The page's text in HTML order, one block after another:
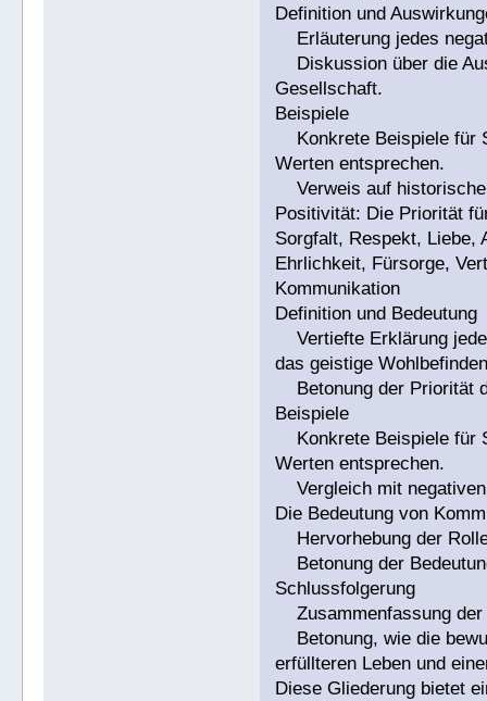
Definition und
Erläuterung jedes
Diskussion über die
Gesellschaft.
Beispiele
Konkrete Beispiele für
Werten entsprechen.
Verweis auf
Positivität: Die Priorität
Sorgfalt, Respekt, Liebe,
Ehrlichkeit, Fürsorge,
Kommunikation
Definition und Bedeutung
Vertiefte Erklärung
das geistige
Betonung der Priorität
Beispiele
Konkrete Beispiele für
Werten entsprechen.
Vergleich mit
Die Bedeutung von
Hervorhebung der
Betonung der
Schlussfolgerung
Zusammenfassung der
Betonung, wie die
erfüllteren Leben und
Diese Gliederung bietet